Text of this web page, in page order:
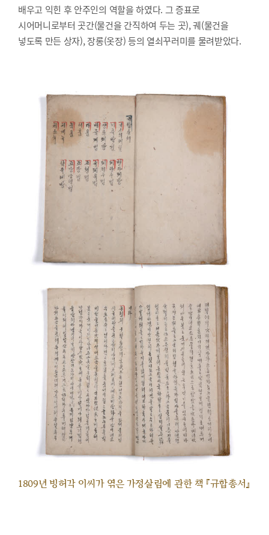
배우고 익힌 후 안주인의 역할을 하였다. 그 증표로
시어머니로부터 곳간(물건을 간직하여 두는 곳), 궤(물건을
넣도록 만든 상자), 장롱(옷장) 등의 열쇠꾸러미를 물려받았다.
1809년 빙허각 이씨가 엮은 가정살림에 관한 책 『규합총서』